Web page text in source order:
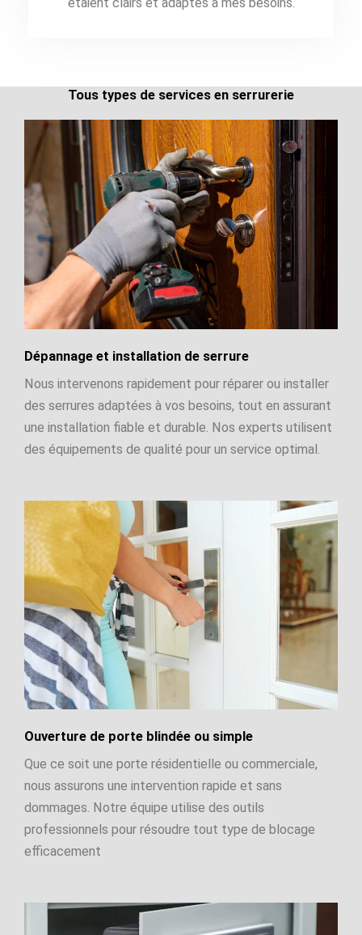
Tous types de services en serrurerie
Dépannage et installation de serrure
Nous intervenons rapidement pour réparer ou installer
des serrures adaptées à vos besoins, tout en assurant
une installation fiable et durable. Nos experts utilisent
des équipements de qualité pour un service optimal.
Ouverture de porte blindée ou simple
Que ce soit une porte résidentielle ou commerciale,
nous assurons une intervention rapide et sans
dommages. Notre équipe utilise des outils
professionnels pour résoudre tout type de blocage
efficacement